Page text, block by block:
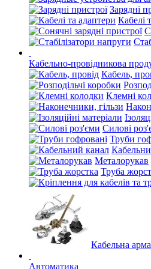
Зарядні
Кабелі
Кабельно-провідникова
Кабель,
Клемні
Силові
Труби
Металорукав
Труба
Кабельна
Автоматика